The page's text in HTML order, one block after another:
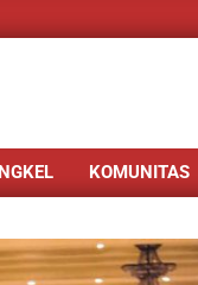
KOMUNITAS